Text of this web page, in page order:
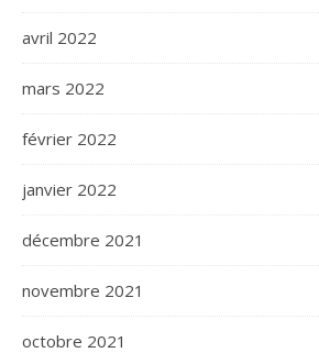
avril 2022
mars 2022
février 2022
janvier 2022
décembre 2021
novembre 2021
octobre 2021